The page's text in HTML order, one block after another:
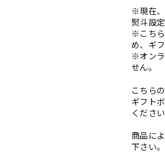
※現在、
熨斗設
※こちら
め、ギ
※オンラ
せん。
こちら
ギフト
ください
商品に
下さい。